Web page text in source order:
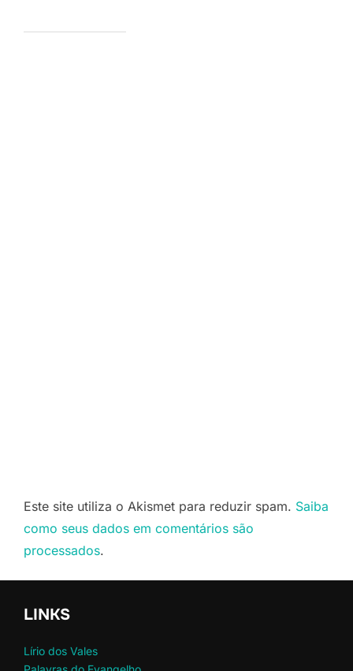
Este site utiliza o Akismet para reduzir spam. Saiba
como seus dados em comentários são
processados.
LINKS
Lírio dos Vales